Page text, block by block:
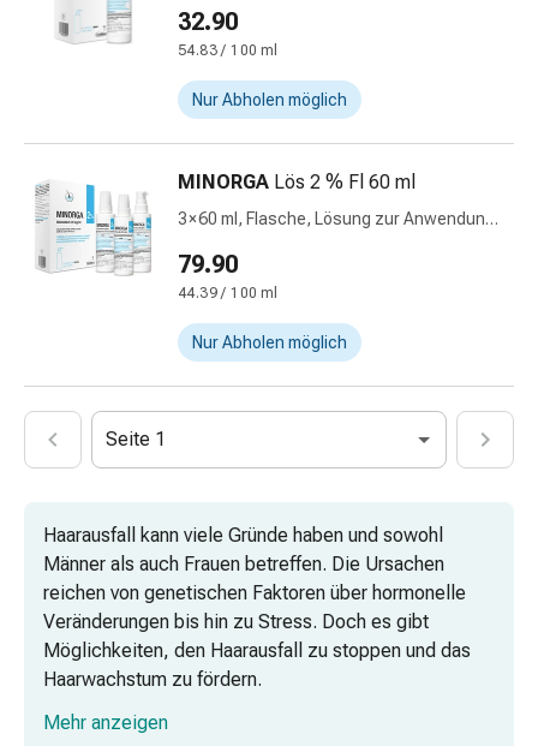
Vaginalbeschwerden
Menstruation
Scheideninfektion
Mineralstoffe
Vitamine
Mineralstoffe
Kombipräparate
Mundgesundheit
Kariesprophylaxe
Trockener
Mund
Munddesinfektionsmittel
Aphten
und
Mundentzündungen
Haar-
Medikamente
Kopfhautbeschwerden
32.90
54.83 / 100 ml
Nur Abholen möglich
MINORGA Lös 2 % Fl 60 ml
3 × 60 ml, Flasche, Lösung zur Anwendung
79.90
44.39 / 100 ml
Nur Abholen möglich
Seite 1
Haarausfall kann viele Gründe haben und sowohl
Männer als auch Frauen betreffen. Die Ursachen
reichen von genetischen Faktoren über hormonelle
Veränderungen bis hin zu Stress. Doch es gibt
Möglichkeiten, den Haarausfall zu stoppen und das
Haarwachstum zu fördern.
Topische Lösungen und Sprays gegen
Mehr anzeigen